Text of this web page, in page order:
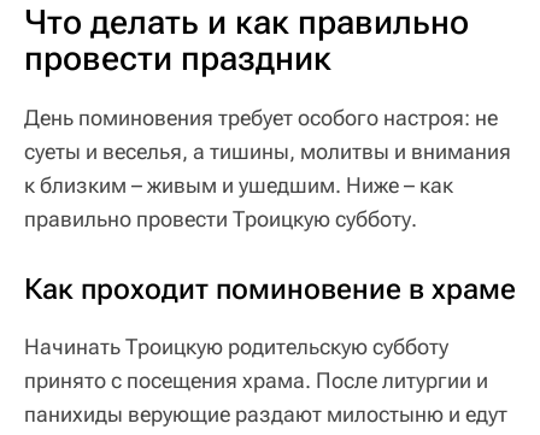
Что делать и как правильно
провести праздник
День поминовения требует особого настроя: не
суеты и веселья, а тишины, молитвы и внимания
к близким – живым и ушедшим. Ниже – как
правильно провести Троицкую субботу.
Как проходит поминовение в храме
Начинать Троицкую родительскую субботу
принято с посещения храма. После литургии и
панихиды верующие раздают милостыню и едут